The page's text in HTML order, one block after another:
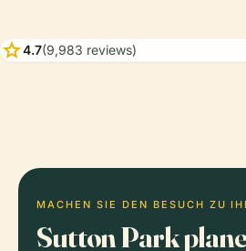
star4.7(9,983 reviews)
MACHEN SIE DEN BESUCH ZU
Sutton Park